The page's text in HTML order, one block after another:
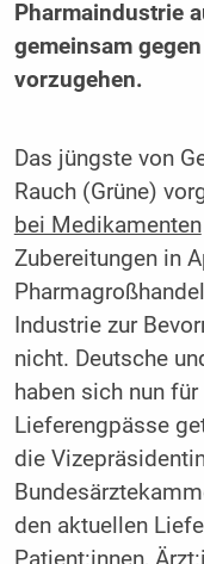
Pharmaindustrie
gemeinsam
vorzugehen.
Das jüngste von
Rauch (Grüne)
bei Medikamenten
Zubereitungen in
Industrie zur
nicht. Deutsche
haben sich nun
Lieferengpässe
die
den aktuellen